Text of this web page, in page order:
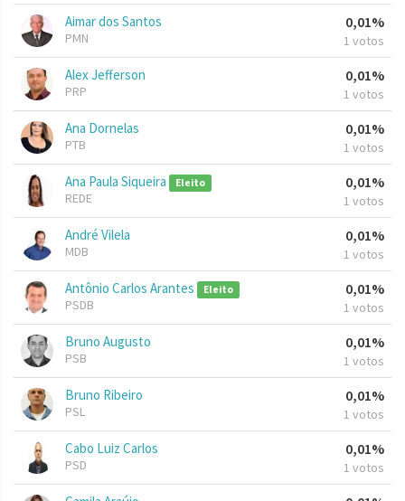
Aimar dos Santos
PMN
0,01%
1 votos
Alex Jefferson
PRP
0,01%
1 votos
Ana Dornelas
PTB
0,01%
1 votos
Ana Paula Siqueira Eleito
REDE
0,01%
1 votos
André Vilela
MDB
0,01%
1 votos
Antônio Carlos Arantes Eleito
PSDB
0,01%
1 votos
Bruno Augusto
PSB
0,01%
1 votos
Bruno Ribeiro
PSL
0,01%
1 votos
Cabo Luiz Carlos
PSD
0,01%
1 votos